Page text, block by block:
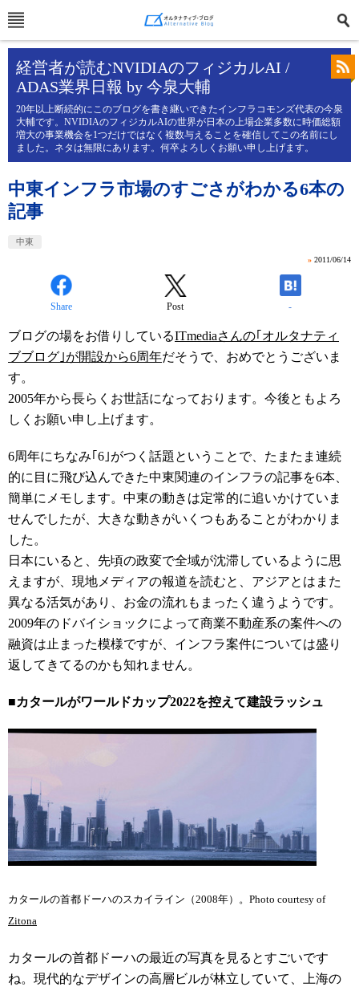
経営者が読むNVIDIAのフィジカルAI /
ADAS業界日報 by 今泉大輔
20年以上断続的にこのブログを書き継いできたインフラコモンズ代表の今泉
大輔です。NVIDIAのフィジカルAIの世界が日本の上場企業多数に時価総額
増大の事業機会を1つだけではなく複数与えることを確信してこの名前にし
ました。ネタは無限にあります。何卒よろしくお願い申し上げます。
中東インフラ市場のすごさがわかる6本の
記事
中東
» 2011/06/14
Share Post -
ブログの場をお借りしているITmediaさんの｢オルタナティ
ブブログ｣が開設から6周年だそうで、おめでとうございま
す。
2005年から長らくお世話になっております。今後ともよろ
しくお願い申し上げます。
6周年にちなみ｢6｣がつく話題ということで、たまたま連続
的に目に飛び込んできた中東関連のインフラの記事を6本、
簡単にメモします。中東の動きは定常的に追いかけていま
せんでしたが、大きな動きがいくつもあることがわかりま
した。
日本にいると、先頃の政変で全域が沈滞しているように思
えますが、現地メディアの報道を読むと、アジアとはまた
異なる活気があり、お金の流れもまったく違うようです。
2009年のドバイショックによって商業不動産系の案件への
融資は止まった模様ですが、インフラ案件については盛り
返してきてるのかも知れません。
■カタールがワールドカップ2022を控えて建設ラッシュ
カタールの首都ドーハのスカイライン（2008年）。Photo courtesy of
Zitona
カタールの首都ドーハの最近の写真を見るとすごいです
ね。現代的なデザインの高層ビルが林立していて、上海の